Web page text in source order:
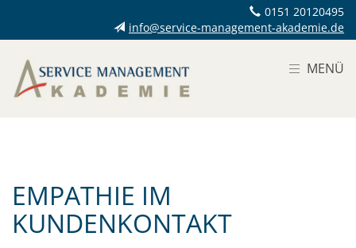
0151 20120495
info@service-management-akademie.de
MENÜ
EMPATHIE IM
KUNDENKONTAKT